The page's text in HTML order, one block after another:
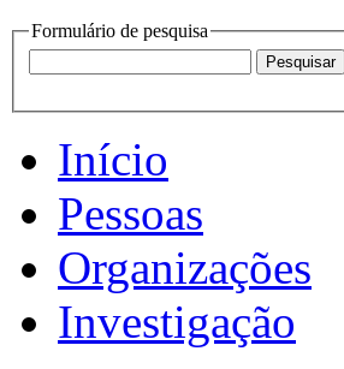
Formulário de pesquisa
Início
Pessoas
Organizações
Investigação